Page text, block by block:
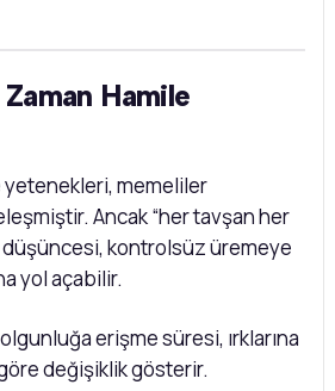
Hamile
yetenekleri, memeliler
Ancak “her tavşan her
düşüncesi, kontrolsüz üremeye
yol açabilir.
erişme süresi, ırklarına
değişiklik gösterir.